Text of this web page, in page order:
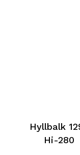
Hyllbalk
Hi-280